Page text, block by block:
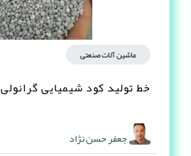
ماشین آلات صنعتی
خط تولید کود شیمیایی گرانولی
جعفر حسن نژاد